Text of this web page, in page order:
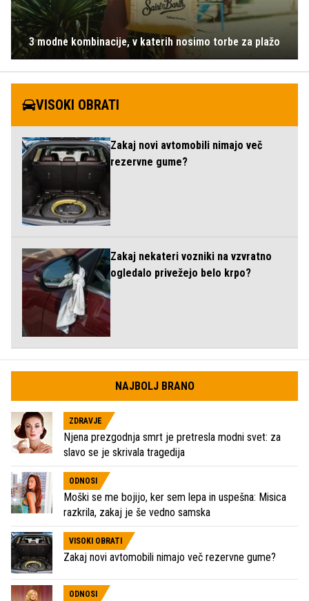
3 modne kombinacije, v katerih nosimo torbe za plažo
VISOKI OBRATI
Zakaj novi avtomobili nimajo več
rezervne gume?
Zakaj nekateri vozniki na vzvratno
ogledalo privežejo belo krpo?
NAJBOLJ BRANO
ZDRAVJE
Njena prezgodnja smrt je pretresla modni svet: za
slavo se je skrivala tragedija
ODNOSI
Moški se me bojijo, ker sem lepa in uspešna: Misica
razkrila, zakaj je še vedno samska
VISOKI OBRATI
Zakaj novi avtomobili nimajo več rezervne gume?
ODNOSI